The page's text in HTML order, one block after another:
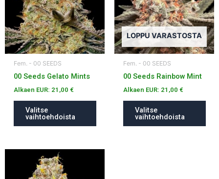
Fem. - 00 SEEDS
00 Seeds Gelato Mints
Alkaen EUR: 21,00 €
Valitse
vaihtoehdoista
muunnelma.
Voit
tehdä
valinnat
tuotteen
sivulla.
LOPPU VARASTOSTA
Fem. - 00 SEEDS
00 Seeds Rainbow Mint
Alkaen EUR: 21,00 €
Valitse
vaihtoehdoista
muunnelma.
Voit
tehdä
valinnat
tuotteen
sivulla.
tuotteella